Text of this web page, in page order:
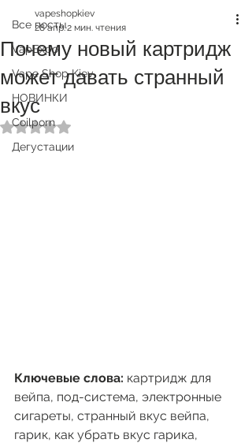
Все посты
VapExpo
Vape Shop Kiev
НОВИНКИ
Coilporn
Дегустации
Почему новый картридж
может давать странный
вкус
vapeshopkiev
28 апр.2 мин. чтения
Оценка: не число из 5 звезд.
Ключевые слова: картридж для
вейпа, под-система, электронные
сигареты, странный вкус вейпа,
гарик, как убрать вкус гарика,